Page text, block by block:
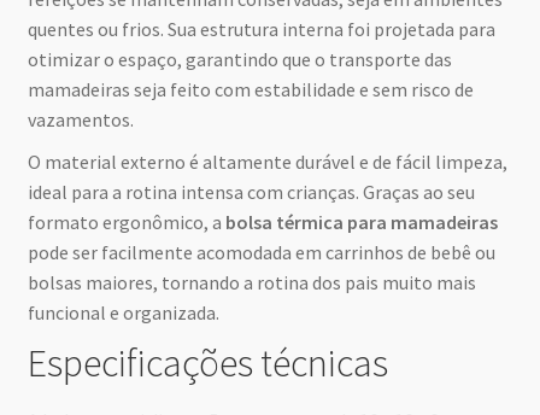
quentes ou frios. Sua estrutura interna foi projetada para
otimizar o espaço, garantindo que o transporte das
mamadeiras seja feito com estabilidade e sem risco de
vazamentos.
O material externo é altamente durável e de fácil limpeza,
ideal para a rotina intensa com crianças. Graças ao seu
formato ergonômico, a bolsa térmica para mamadeiras
pode ser facilmente acomodada em carrinhos de bebê ou
bolsas maiores, tornando a rotina dos pais muito mais
funcional e organizada.
Especificações técnicas